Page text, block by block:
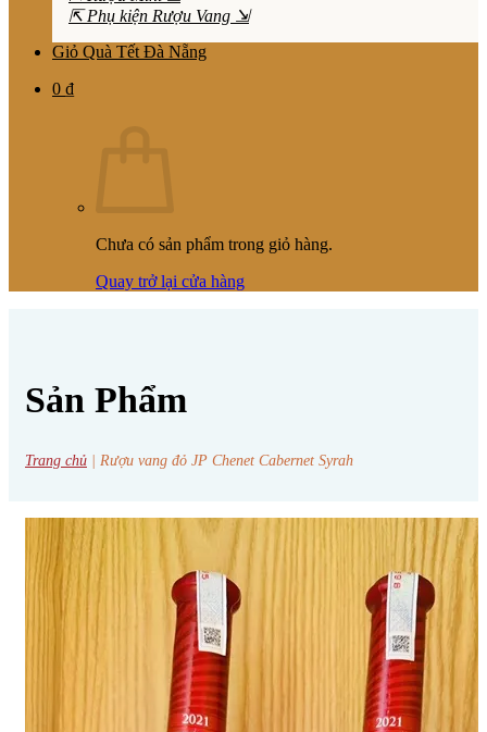
⇱ Phụ kiện Rượu Vang ⇲
Giỏ Quà Tết Đà Nẵng
0 ₫
Chưa có sản phẩm trong giỏ hàng.
Quay trở lại cửa hàng
Sản Phẩm
Trang chủ Rượu vang đỏ JP Chenet Cabernet Syrah